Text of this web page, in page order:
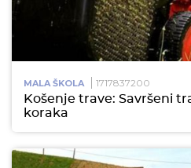
MALA ŠKOLA 1717837200
Košenje trave: Savršeni
koraka